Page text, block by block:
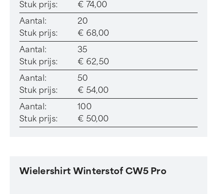
Stuk prijs:
€ 74,00
Aantal:
20
Stuk prijs:
€ 68,00
Aantal:
35
Stuk prijs:
€ 62,50
Aantal:
50
Stuk prijs:
€ 54,00
Aantal:
100
Stuk prijs:
€ 50,00
Wielershirt Winterstof CW5 Pro